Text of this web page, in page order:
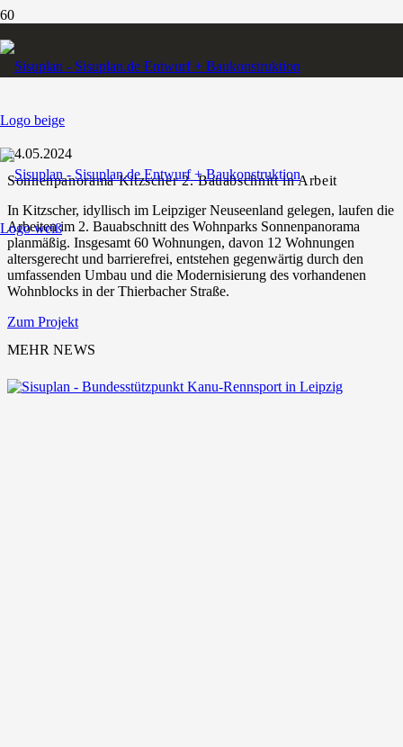
14.05.2024
Sonnenpanorama Kitzscher 2. Bauabschnitt in Arbeit
In Kitzscher, idyllisch im Leipziger Neuseenland gelegen, laufen die
Arbeiten im 2. Bauabschnitt des Wohnparks Sonnenpanorama
planmäßig. Insgesamt 60 Wohnungen, davon 12 Wohnungen
altersgerecht und barrierefrei, entstehen gegenwärtig durch den
umfassenden Umbau und die Modernisierung des vorhandenen
Wohnblocks in der Thierbacher Straße.
Zum Projekt
MEHR NEWS